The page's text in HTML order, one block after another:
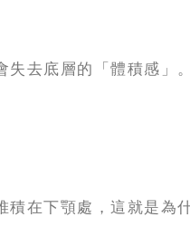
去底層的「體積感」
在下顎處，這就是為